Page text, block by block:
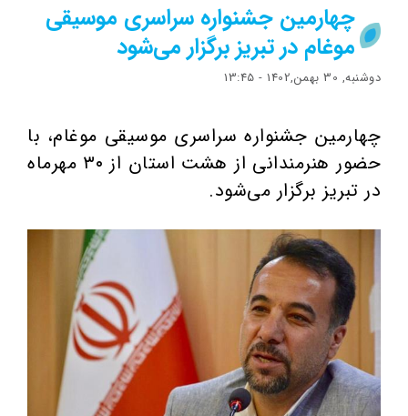
چهارمین جشنواره سراسری موسیقی
موغام در تبریز برگزار می‌شود
دوشنبه, 30 بهمن,1402 - 13:45
چهارمین جشنواره سراسری موسیقی موغام، با
حضور هنرمندانی از هشت استان از ۳۰ مهرماه
در تبریز برگزار می‌شود.